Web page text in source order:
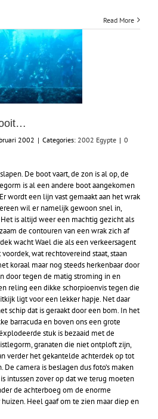
Read More
2002 | Categories: 2002 Egypte | 0
De boot vaart, de zon is al op, de
is al een andere boot aangekomen
wordt een lijn vast gemaakt aan het wrak
wil er namelijk gewoon snel in,
is altijd weer een machtig gezicht als
de contouren van een wrak zich af
wacht Wael die als een verkeersagent
wat rechtovereind staat, staan
koraal maar nog steeds herkenbaar door
door tegen de matig stroming in en
reling een dikke schorpioenvis tegen die
ligt voor een lekker hapje. Net daar
schip dat is geraakt door een bom. In het
barracuda en boven ons een grote
stuk is bezaaid met de
granaten die niet ontploft zijn,
verder het gekantelde achterdek op tot
camera is beslagen dus foto’s maken
intussen zover op dat we terug moeten
de achterboeg om de enorme
Heel gaaf om te zien maar diep en